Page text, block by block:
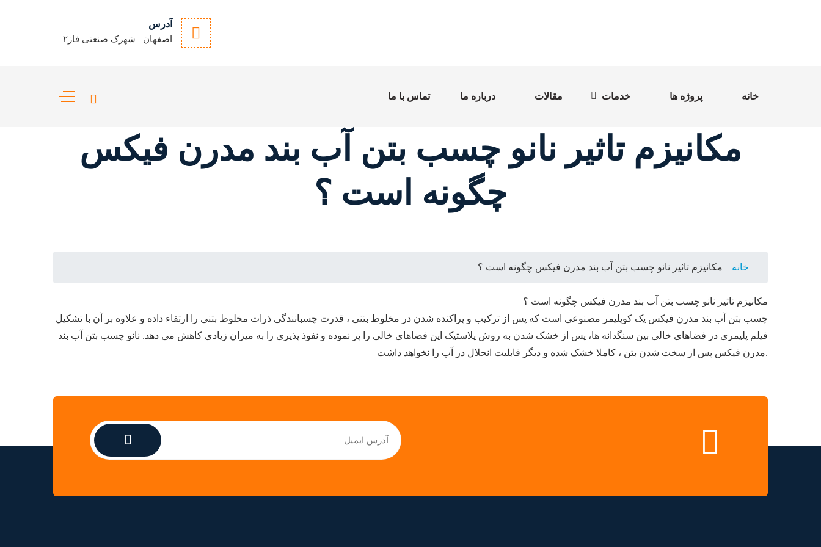
آدرس
اصفهان_ شهرک صنعتی فاز۲
خانه پروژه ها خدمات مقالات درباره ما تماس با ما
مکانیزم تاثیر نانو چسب بتن آب بند مدرن فیکس
چگونه است ؟
خانه مکانیزم تاثیر نانو چسب بتن آب بند مدرن فیکس چگونه است ؟
مکانیزم تاثیر نانو چسب بتن آب بند مدرن فیکس چگونه است ؟
چسب بتن آب بند مدرن فیکس یک کوپلیمر مصنوعی است که پس از ترکیب و پراکنده شدن در مخلوط بتنی ، قدرت چسبانندگی ذرات مخلوط بتنی را ارتقاء داده و علاوه بر آن با تشکیل
فیلم پلیمری در فضاهای خالی بین سنگدانه ها، پس از خشک شدن به روش پلاستیک این فضاهای خالی را پر نموده و نفوذ پذیری را به میزان زیادی کاهش می دهد. نانو چسب بتن آب بند
مدرن فیکس پس از سخت شدن بتن ، کاملا خشک شده و دیگر قابلیت انحلال در آب را نخواهد داشت.